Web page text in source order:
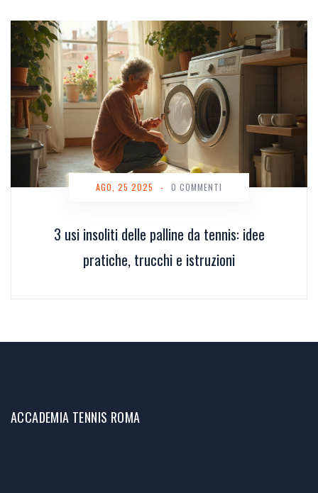
3 usi insoliti delle palline da tennis: idee
pratiche, trucchi e istruzioni
AGO, 25 2025 - 0 COMMENTI
ACCADEMIA TENNIS ROMA